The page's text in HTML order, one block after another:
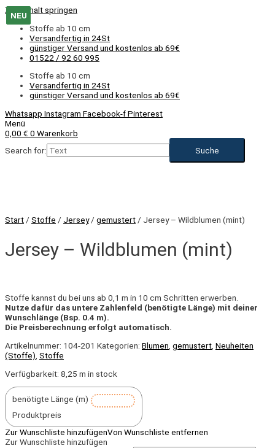
Zum Inhalt springen
Stoffe ab 10 cm
Versandfertig in 24St
günstiger Versand und kostenlos ab 69€
01522 / 92 60 995
Stoffe ab 10 cm
Versandfertig in 24St
günstiger Versand und kostenlos ab 69€
Whatsapp Instagram Facebook-fPinterest
Menü
0,00 € 0 Warenkorb
Search for:
Start / Stoffe / Jersey/ gemustert / Jersey – Wildblumen (mint)
Jersey – Wildblumen (mint)
Stoffe kannst du bei uns ab 0,1 m in 10 cm Schritten erwerben.
Nutze dafür das untere Zahlenfeld (benötigte Länge) mit deiner
Wunschlänge (Bsp. 0.4 m).
Die Preisberechnung erfolgt automatisch.
Artikelnummer: 104-201 Kategorien: Blumen gemustert Neuheiten
(Stoffe) Stoffe
Verfügbarkeit: 8,25 m in stock
benötigte Länge (m)
Produktpreis
Zur Wunschliste hinzufügenVon Wunschliste entfernen
Zur Wunschliste hinzufügen
NEU
NEU